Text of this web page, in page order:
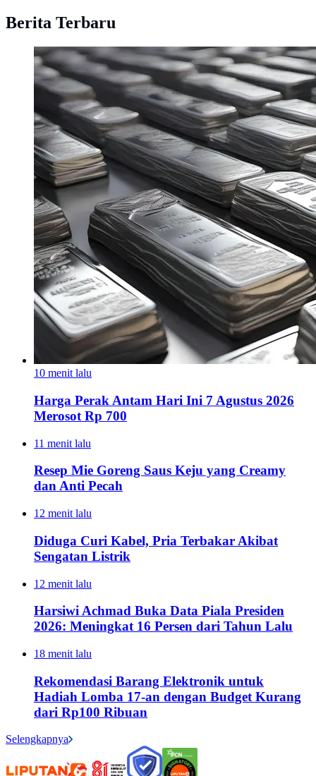
Berita Terbaru
10 menit lalu
Harga Perak Antam Hari Ini 7 Agustus 2026
Merosot Rp 700
11 menit lalu
Resep Mie Goreng Saus Keju yang Creamy
dan Anti Pecah
12 menit lalu
Diduga Curi Kabel, Pria Terbakar Akibat
Sengatan Listrik
12 menit lalu
Harsiwi Achmad Buka Data Piala Presiden
2026: Meningkat 16 Persen dari Tahun Lalu
18 menit lalu
Rekomendasi Barang Elektronik untuk
Hadiah Lomba 17-an dengan Budget Kurang
dari Rp100 Ribuan
Selengkapnya